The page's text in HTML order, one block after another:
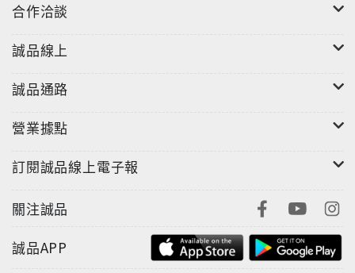
合作洽談
誠品線上
誠品通路
營業據點
訂閱誠品線上電子報
關注誠品
誠品APP